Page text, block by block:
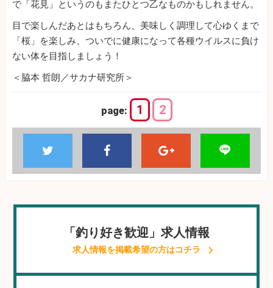
で「花見」というのもまたひとつ乙なものかもしれません。
目で楽しんだあとはもちろん、美味しく調理して心ゆくまで
「桜」を楽しみ、ついでに健康になって各種ウイルスに負け
ない体を目指しましょう！
＜脇本 哲朗／サカナ研究所＞
page: 1 2
「釣り好き歓迎」求人情報
求人情報を掲載希望の方はコチラ